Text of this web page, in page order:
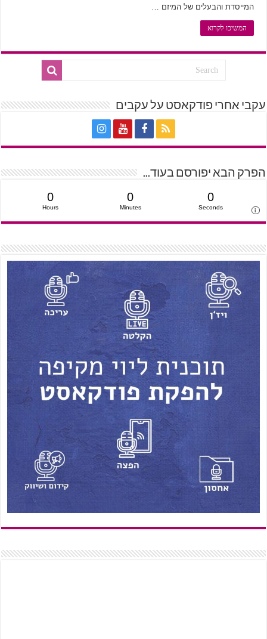
המייסדת והבעלים של המיזם …
המשיכו לקרוא
עקבי אחרי פודקאסט על עקבים
הפרק הבא יפורסם בעוד...
0
Hours
0
Minutes
0
Seconds i